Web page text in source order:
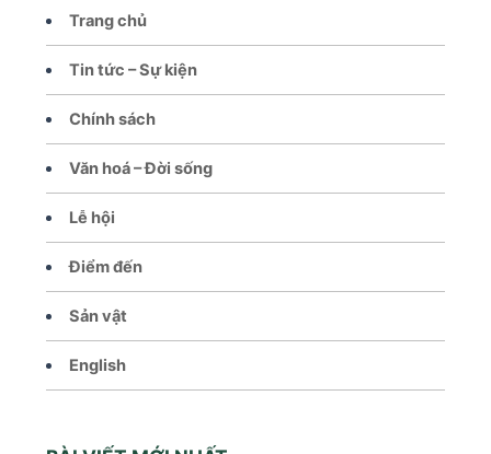
Trang chủ
Tin tức – Sự kiện
Chính sách
Văn hoá – Đời sống
Lễ hội
Điểm đến
Sản vật
English